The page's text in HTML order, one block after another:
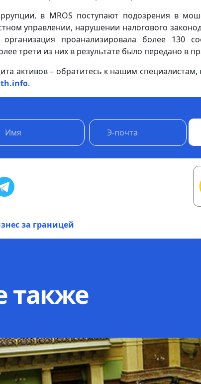
в MROS поступают подозрения в
управлении, нарушении налогового
проанализировала более 130
трети из них в результате было передано в
активов – обратитесь к нашим
.
за границей
также